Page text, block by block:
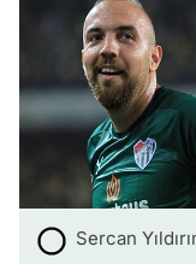
Sercan